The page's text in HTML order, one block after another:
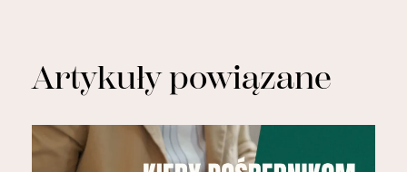
Artykuły powiązane